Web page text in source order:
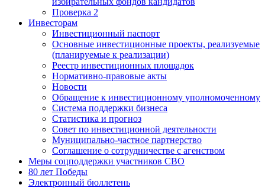
Проверка 2
Инвесторам
Инвестиционный паспорт
Основные инвестиционные проекты, реализуемые
(планируемые к реализации)
Реестр инвестиционных площадок
Нормативно-правовые акты
Новости
Обращение к инвестиционному уполномоченному
Система поддержки бизнеса
Статистика и прогноз
Совет по инвестиционной деятельности
Муниципально-частное партнерство
Соглашение о сотрудничестве с агенством
Меры соцподдержки участников СВО
80 лет Победы
Электронный бюллетень